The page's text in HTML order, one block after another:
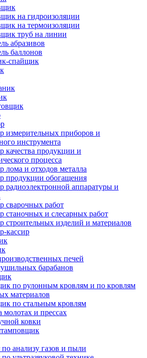
на гидроизоляции
на термоизоляции
труб на линии
абразивов
баллонов
спайщик
измерительных приборов и
инструмента
качества продукции и
процесса
лома и отходов металла
продукции обогащения
радиоэлектронной аппаратуры и
сварочных работ
станочных и слесарных работ
строительных изделий и материалов
кассир
печей
барабанов
по рулонным кровлям и по кровлям
материалов
по стальным кровлям
молотах и прессах
ковки
анализу газов и пыли